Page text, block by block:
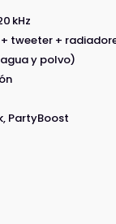
kHz
tweeter +
y polvo)
PartyBoost